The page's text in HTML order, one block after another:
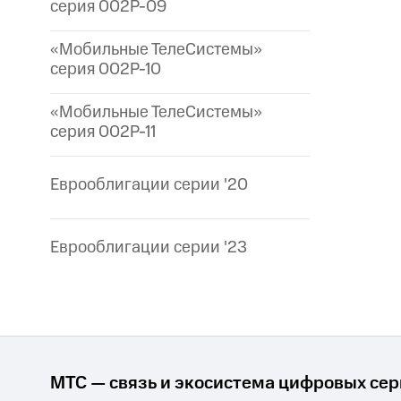
серия 002P-09
«Мобильные ТелеСистемы»
серия 002P-10
«Мобильные ТелеСистемы»
серия 002P-11
Еврооблигации серии '20
Еврооблигации серии '23
МТС — связь и экосистема цифровых